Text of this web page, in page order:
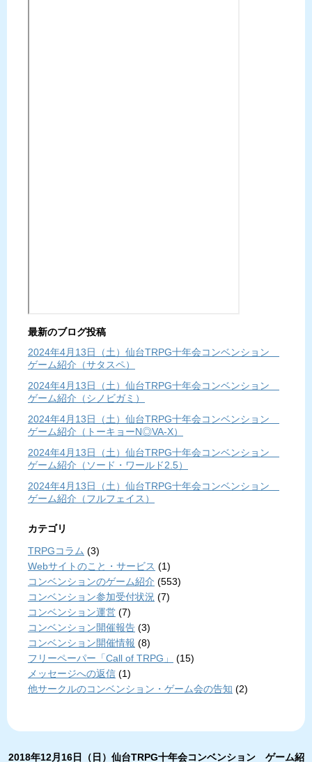
最新のブログ投稿
2024年4月13日（土）仙台TRPG十年会コンベンション
ゲーム紹介（サタスペ）
2024年4月13日（土）仙台TRPG十年会コンベンション
ゲーム紹介（シノビガミ）
2024年4月13日（土）仙台TRPG十年会コンベンション
ゲーム紹介（トーキョーN◎VA-X）
2024年4月13日（土）仙台TRPG十年会コンベンション
ゲーム紹介（ソード・ワールド2.5）
2024年4月13日（土）仙台TRPG十年会コンベンション
ゲーム紹介（フルフェイス）
カテゴリ
TRPGコラム (3)
Webサイトのこと・サービス (1)
コンベンションのゲーム紹介 (553)
コンベンション参加受付状況 (7)
コンベンション運営 (7)
コンベンション開催報告 (3)
コンベンション開催情報 (8)
フリーペーパー「Call of TRPG」
(15)
メッセージへの返信 (1)
他サークルのコンベンション・ゲーム会の告知 (2)
2018年12月16日（日）仙台TRPG十年会コンベンション ゲーム紹